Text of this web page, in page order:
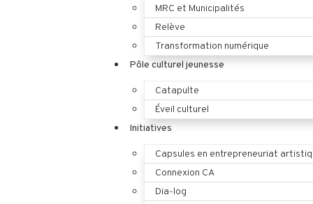
MRC et Municipalités
Relève
Transformation numérique
Pôle culturel jeunesse
Catapulte
Éveil culturel
Initiatives
Capsules en entrepreneuriat
Connexion CA
Dia-log